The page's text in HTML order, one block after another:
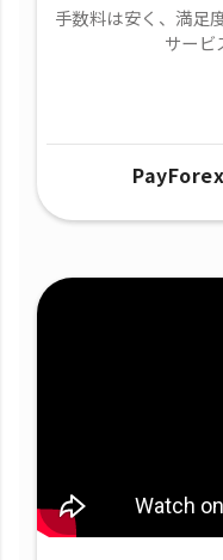
手数料は安く、満足
サービ